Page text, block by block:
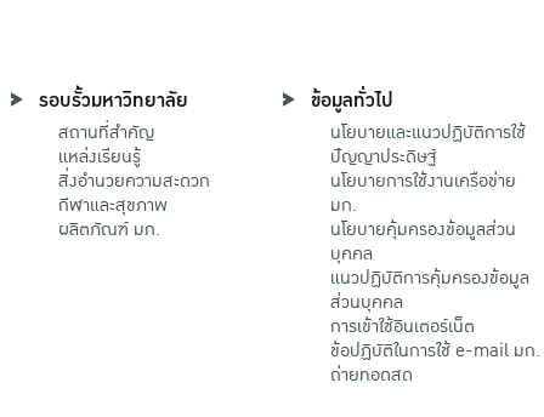
รอบรั้วมหาวิทยาลัย
สถานที่สำคัญ
แหล่งเรียนรู้
สิ่งอำนวยความสะดวก
กีฬาและสุขภาพ
ผลิตภัณฑ์ มก.
ข้อมูลทั่วไป
นโยบายและแนวปฏิบัติการใช้
ปัญญาประดิษฐ์
นโยบายการใช้งานเครือข่าย
มก.
นโยบายคุ้มครองข้อมูลส่วน
บุคคล
แนวปฏิบัติการคุ้มครองข้อมูล
ส่วนบุคคล
การเข้าใช้อินเตอร์เน็ต
ข้อปฏิบัติในการใช้ e-mail มก.
ถ่ายทอดสด